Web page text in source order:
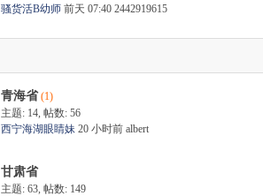
骚货活B幼师 前天 07:40 2442919615
青海省(1)
主题: 14, 帖数: 56
西宁海湖眼睛妹 20 小时前 albert
甘肃省
主题: 63, 帖数: 149